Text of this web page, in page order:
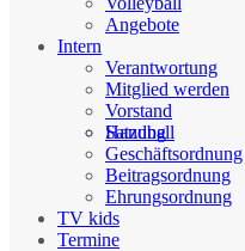
Handball
Angebote
Intern
Verantwortung
Mitglied werden
Vorstand
Satzung
Geschäftsordnung
Beitragsordnung
Ehrungsordnung
TV kids
Termine